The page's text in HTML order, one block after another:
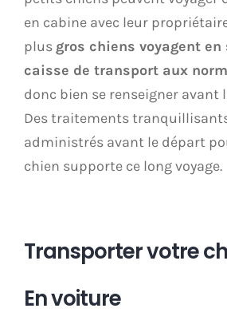
en cabine avec leur
plus gros chiens voyagent
caisse de transport aux
donc bien se renseigner avant
Des traitements
administrés avant le départ
chien supporte ce long voyage.
Transporter votre
En voiture